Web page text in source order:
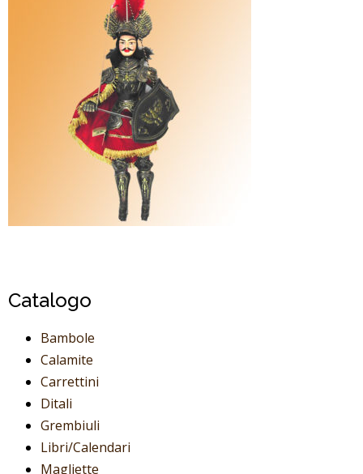
Catalogo
Bambole
Calamite
Carrettini
Ditali
Grembiuli
Libri/Calendari
Magliette